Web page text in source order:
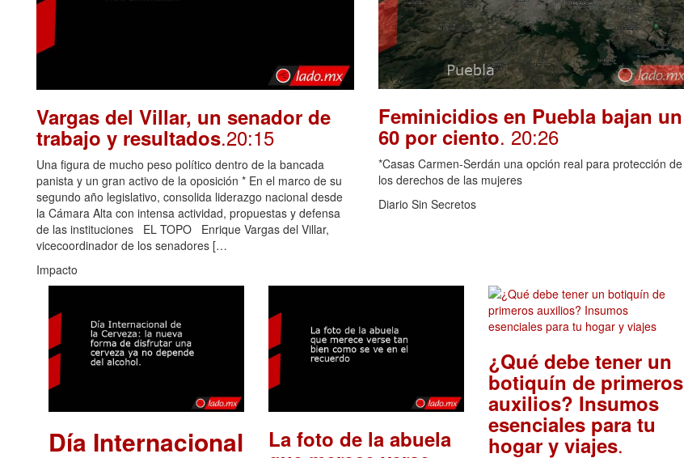
Vargas del Villar, un senador de
trabajo y resultados.20:15
Una figura de mucho peso político dentro de la bancada
panista y un gran activo de la oposición * En el marco de su
segundo año legislativo, consolida liderazgo nacional desde
la Cámara Alta con intensa actividad, propuestas y defensa
de las instituciones EL TOPO Enrique Vargas del Villar,
vicecoordinador de los senadores […
Impacto
Feminicidios en Puebla bajan un
60 por ciento. 20:26
*Casas Carmen-Serdán una opción real para protección de
los derechos de las mujeres
Diario Sin Secretos
Día Internacional La foto de la abuela
¿Qué debe tener un
botiquín de primeros
auxilios? Insumos
esenciales para tu
hogar y viajes.